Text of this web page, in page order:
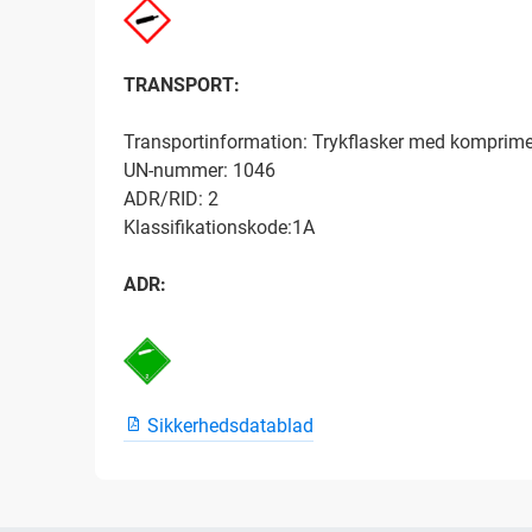
TRANSPORT:
Transportinformation: Trykflasker med
UN-nummer: 1046
ADR/RID: 2
Klassifikationskode:1A
ADR:
Sikkerhedsdatablad